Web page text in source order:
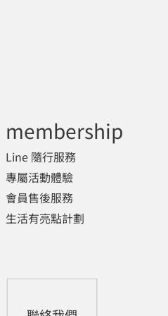
membership
Line 隨行服務
專屬活動體驗
會員售後服務
生活有亮點計劃